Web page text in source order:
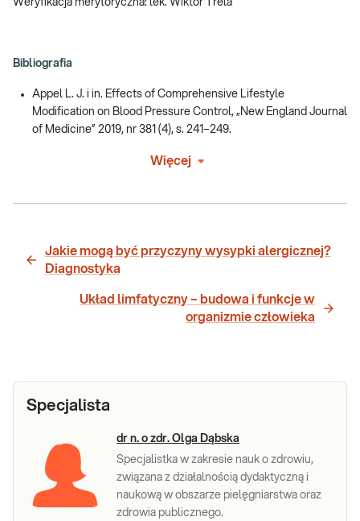
Bibliografia
Appel L. J. i in. Effects of Comprehensive Lifestyle
Modification on Blood Pressure Control, „New England Journal
of Medicine” 2019, nr 381 (4), s. 241–249.
Więcej
Jakie mogą być przyczyny wysypki alergicznej?
Diagnostyka
Układ limfatyczny – budowa i funkcje w
organizmie człowieka
Specjalista
dr n. o zdr. Olga Dąbska
Specjalistka w zakresie nauk o zdrowiu,
związana z działalnością dydaktyczną i
naukową w obszarze pielęgniarstwa oraz
zdrowia publicznego.